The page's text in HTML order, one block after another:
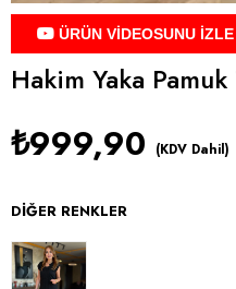
ÜRÜN VİDEOSUNU İZLE
Hakim Yaka
₺999,90 (KDV Dahil)
DIĞER RENKLER